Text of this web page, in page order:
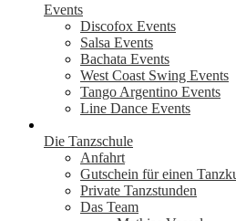
Events
Discofox Events
Salsa Events
Bachata Events
West Coast Swing Events
Tango Argentino Events
Line Dance Events
Die Tanzschule
Anfahrt
Gutschein für einen
Private Tanzstunden
Das Team